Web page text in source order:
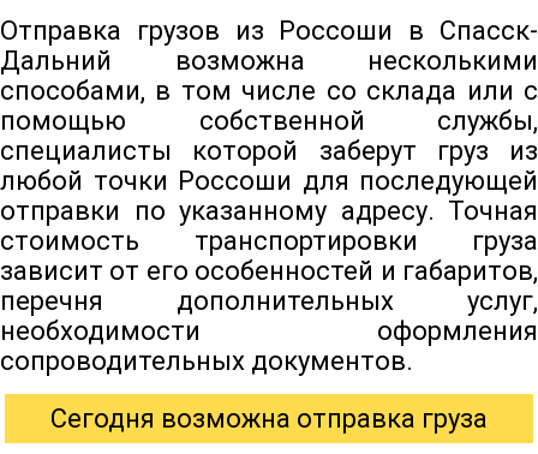
Отправка грузов из Россоши в Спасск-
Дальний возможна несколькими
способами, в том числе со склада или с
помощью собственной службы,
специалисты которой заберут груз из
любой точки Россоши для последующей
отправки по указанному адресу. Точная
стоимость транспортировки груза
зависит от его особенностей и габаритов,
перечня дополнительных услуг,
необходимости оформления
сопроводительных документов.
Сегодня возможна отправка груза